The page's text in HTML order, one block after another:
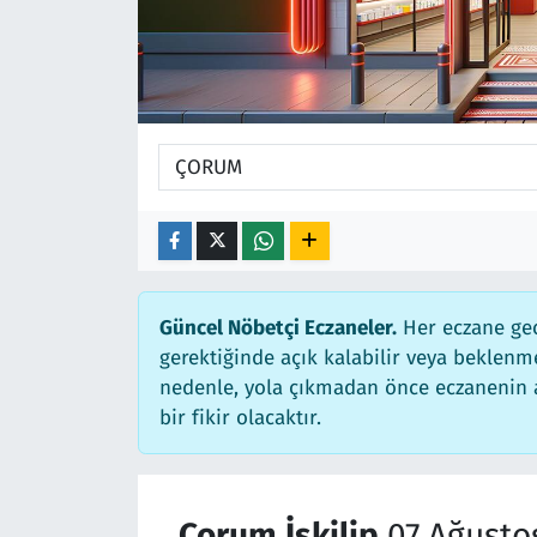
Güncel Nöbetçi Eczaneler.Her eczane
gerektiğinde açık kalabilir veya
nedenle, yola çıkmadan önce
bir fikir olacaktır.